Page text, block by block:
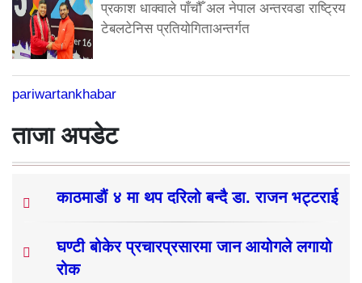
प्रकाश धाक्वाले पाँचौँ अल नेपाल अन्तरवडा राष्ट्रिय
टेबलटेनिस प्रतियोगिताअन्तर्गत
pariwartankhabar
ताजा अपडेट
काठमाडौं ४ मा थप दरिलो बन्दै डा. राजन भट्टराई
घण्टी बोकेर प्रचारप्रसारमा जान आयोगले लगायो
रोक